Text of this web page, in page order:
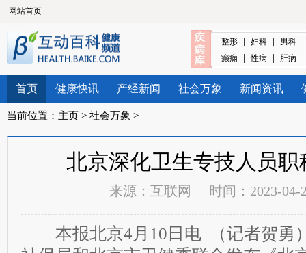
网站首页
整形 | 妇科 | 男科 |
癫痫 | 性病 | 肝病 |
首页 健康快讯 产经新闻 社会万象 新闻资讯
当前位置： 主页 > 社会万象 >
北京深化卫生专技人员职
来源： 互联网 时间：2023-04-
本报北京4月10日电 （记者贺勇